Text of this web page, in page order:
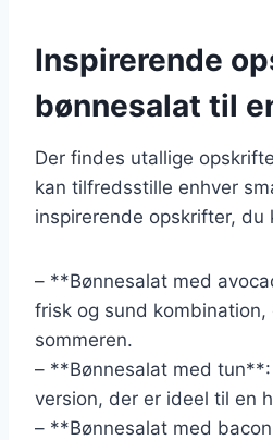
Inspirerende
bønnesalat til
Der findes utallige
kan tilfredsstille enhver
inspirerende opskrifter, du
– **Bønnesalat med
frisk og sund
sommeren.
– **Bønnesalat med tun**:
version, der er ideel til en
– **Bønnesalat med